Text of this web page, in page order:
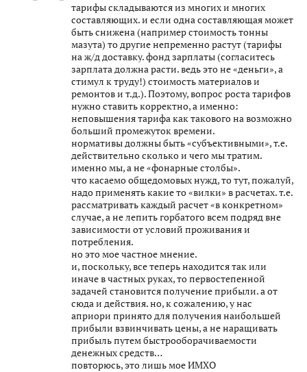
тарифы складываются из многих и многих
составляющих. и если одна составляющая может
быть снижена (например стоимость тонны
мазута) то другие непременно растут (тарифы
на ж/д доставку. фонд зарплаты (согласитесь
зарплата должна расти. ведь это не «деньги», а
стимул к труду!) стоимость материалов и
ремонтов и т.д.). Поэтому, вопрос роста тарифов
нужно ставить корректно, а именно:
неповышения тарифа как такового на возможно
больший промежуток времени.
нормативы должны быть «субъективными», т.е.
действительно сколько и чего мы тратим.
именно мы, а не «фонарные столбы».
что касаемо общедомовых нужд, то тут, пожалуй,
надо применять какие то «вилки» в расчетах. т.е.
рассматривать каждый расчет «в конкретном»
случае, а не лепить горбатого всем подряд вне
зависимости от условий проживания и
потребления.
но это мое частное мнение.
и, поскольку, все теперь находится так или
иначе в частных руках, то первостепенной
задачей становится получение прибыли. а от
сюда и действия. но, к сожалению, у нас
априори принято для получения наибольшей
прибыли взвинчивать цены, а не наращивать
прибыль путем быстрооборачиваемости
денежных средств…
повторюсь, это лишь мое ИМХО